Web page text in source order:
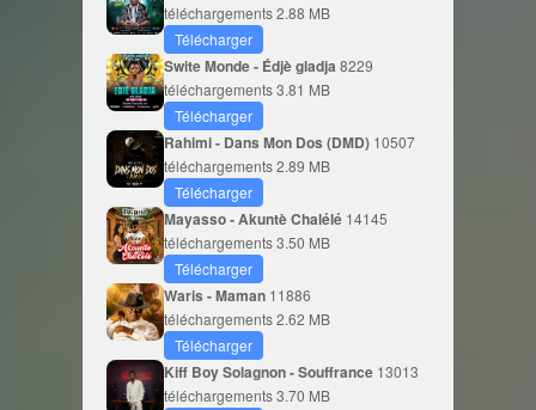
téléchargements2.88 MB
Télécharger
Swite Monde - Édjè gladja 8229
téléchargements3.81 MB
Télécharger
Rahimi - Dans Mon Dos (DMD) 10507
téléchargements2.89 MB
Télécharger
Mayasso - Akuntè Chalélé 14145
téléchargements3.50 MB
Télécharger
Waris - Maman 11886
téléchargements2.62 MB
Télécharger
Kiff Boy Solagnon - Souffrance 13013
téléchargements3.70 MB